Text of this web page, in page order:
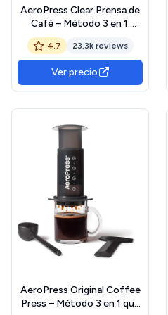
AeroPress Clear Prensa de
Café – Método 3 en 1:
Prensa Francesa, V60,
Espresso y café con
cuerpo sin sedimentos ni
amargor, cafetera portátil
pequeña para camping y
4.7 23.3k reviews
Ver precio
AeroPress Original Coffee
Press – Método 3 en 1 que